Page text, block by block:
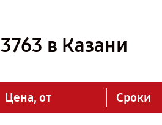
в Казани
Цена, от Сроки